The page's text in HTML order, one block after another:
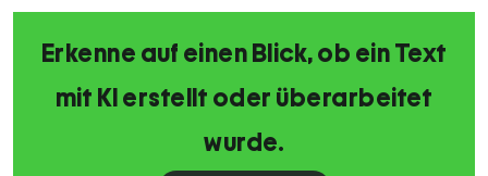
Erkenne auf einen Blick, ob ein Text
mit KI erstellt oder überarbeitet
wurde.